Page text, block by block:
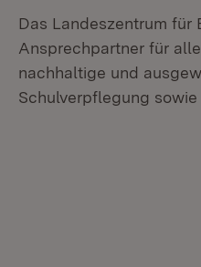
Das Landeszentrum für
Ansprechpartner für
nachhaltige und
Schulverpflegung